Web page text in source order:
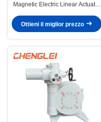
Magnetic Electric Linear Actuator
Butterfly Valve
Ottieni il miglior prezzo